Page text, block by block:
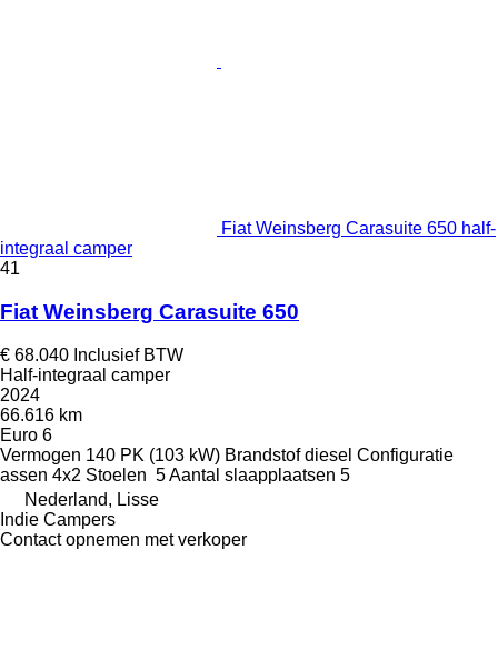
Fiat Weinsberg Carasuite 650 half-
integraal camper
41
Fiat Weinsberg Carasuite 650
€ 68.040 Inclusief BTW
Half-integraal camper
2024
66.616 km
Euro 6
Vermogen 140 PK (103 kW) Brandstof diesel Configuratie
assen 4x2 Stoelen 5Aantal slaapplaatsen 5
Nederland, Lisse
Indie Campers
Contact opnemen met verkoper